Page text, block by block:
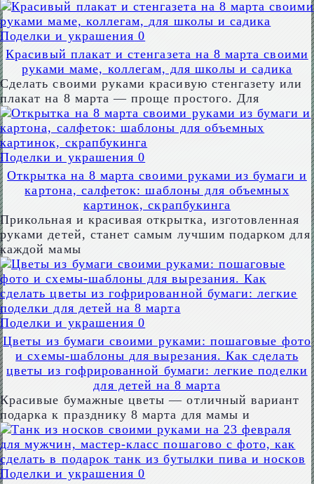
Поделки и украшения 0
Красивый плакат и стенгазета на 8 марта своими
руками маме, коллегам, для школы и садика
Сделать своими руками красивую стенгазету или
плакат на 8 марта — проще простого. Для
Поделки и украшения 0
Открытка на 8 марта своими руками из бумаги и
картона, салфеток: шаблоны для объемных
картинок, скрапбукинга
Прикольная и красивая открытка, изготовленная
руками детей, станет самым лучшим подарком для
каждой мамы
Поделки и украшения 0
Цветы из бумаги своими руками: пошаговые фото
и схемы-шаблоны для вырезания. Как сделать
цветы из гофрированной бумаги: легкие поделки
для детей на 8 марта
Красивые бумажные цветы — отличный вариант
подарка к празднику 8 марта для мамы и
Поделки и украшения 0